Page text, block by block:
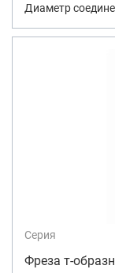
Диаметр
Серия
Фреза т-